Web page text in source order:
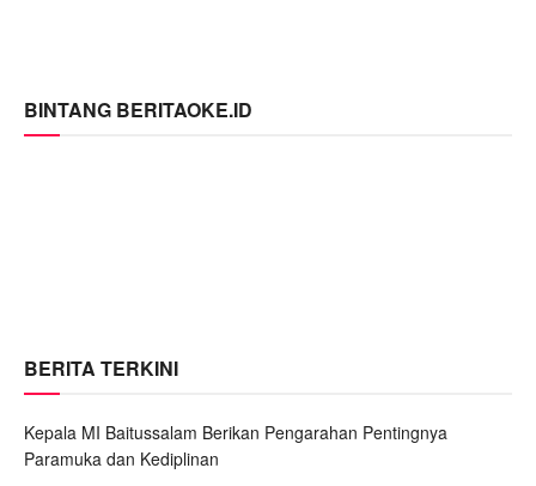
BINTANG BERITAOKE.ID
BERITA TERKINI
Kepala MI Baitussalam Berikan Pengarahan Pentingnya
Paramuka dan Kediplinan